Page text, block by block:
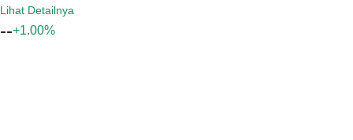
Lihat Detailnya
--+1.00%